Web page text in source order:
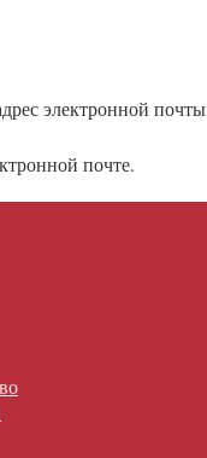
электронной почты
почте.